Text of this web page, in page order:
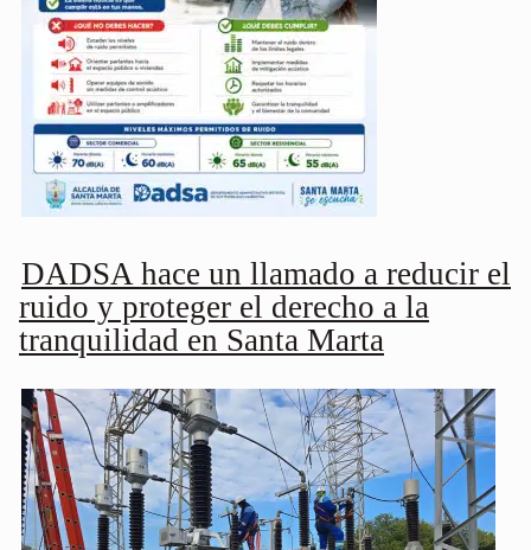
DADSA hace un llamado a reducir el
ruido y proteger el derecho a la
tranquilidad en Santa Marta